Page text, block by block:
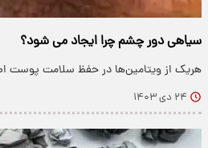
سیاهی دور چشم چرا ایجاد می شود؟
هریک از ویتامین‌ها در حفظ سلامت پوست
۲۴ دی ۱۴۰۳